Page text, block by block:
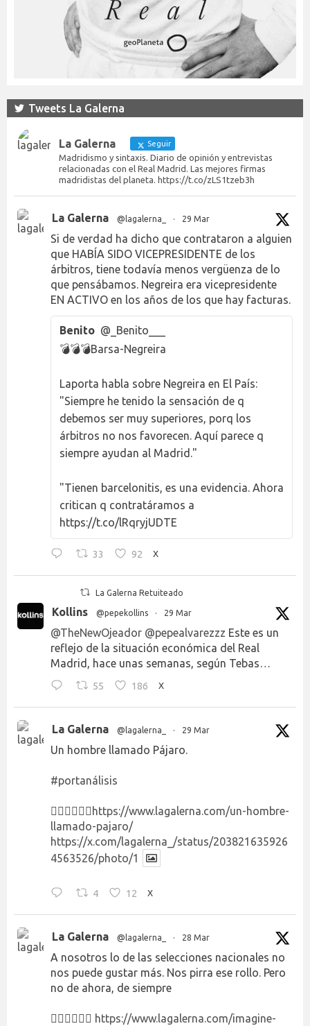
Tweets La Galerna
La Galerna Seguir
Madridismo y sintaxis. Diario de opinión y entrevistas
relacionadas con el Real Madrid. Las mejores firmas
madridistas del planeta. https://t.co/zLS1tzeb3h
La Galerna @lagalerna_ · 29 Mar
Si de verdad ha dicho que contrataron a alguien
que HABÍA SIDO VICEPRESIDENTE de los
árbitros, tiene todavía menos vergüenza de lo
que pensábamos. Negreira era vicepresidente
EN ACTIVO en los años de los que hay facturas.
Benito @_Benito___
💣💣💣Barsa-Negreira
Laporta habla sobre Negreira en El País:
"Siempre he tenido la sensación de q
debemos ser muy superiores, porq los
árbitros no nos favorecen. Aquí parece q
siempre ayudan al Madrid."
"Tienen barcelonitis, es una evidencia. Ahora
critican q contratáramos a
https://t.co/lRqryjUDTE
33 92 X
La Galerna Retuiteado
Kollins @pepekollins · 29 Mar
@TheNewOjeador @pepealvarezzz Este es un
reflejo de la situación económica del Real
Madrid, hace unas semanas, según Tebas…
55 186 X
La Galerna @lagalerna_ · 29 Mar
Un hombre llamado Pájaro.
#portanálisis
👉🏻👉🏻👉🏻 https://www.lagalerna.com/un-hombre-
llamado-pajaro/
https://x.com/lagalerna_/status/203821635926
4563526/photo/1
4 12 X
La Galerna @lagalerna_ · 28 Mar
A nosotros lo de las selecciones nacionales no
nos puede gustar más. Nos pirra ese rollo. Pero
no de ahora, de siempre
👉🏻👉🏻👉🏻 https://www.lagalerna.com/imagine-